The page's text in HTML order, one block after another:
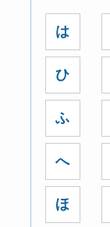
は
ひ
ふ
へ
ほ